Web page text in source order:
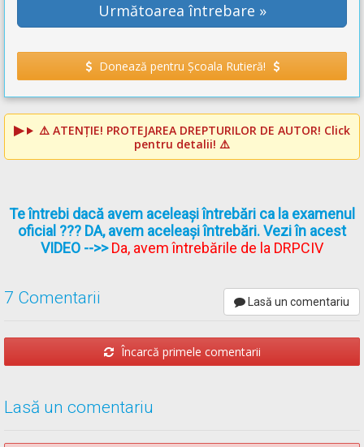
Următoarea întrebare »
Donează pentru Școala Rutieră!
⚠️ ATENȚIE! PROTEJAREA DREPTURILOR DE AUTOR! Click
pentru detalii! ⚠️
Te întrebi dacă avem aceleași întrebări ca la examenul
oficial ??? DA, avem aceleași întrebări. Vezi în acest
VIDEO -->>Da, avem întrebările de la DRPCIV
7 Comentarii Lasă un comentariu
Încarcă primele comentarii
Lasă un comentariu